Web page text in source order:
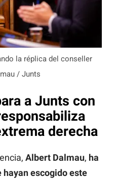
la réplica del conseller
/ Junts
a Junts con
derecha
Albert Dalmau, ha
hayan escogido este